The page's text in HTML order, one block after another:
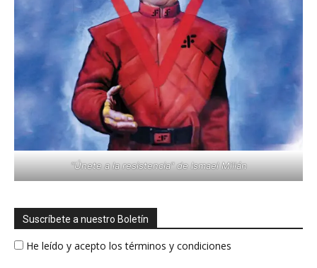
"Únete a la resistencia" de Ismael Millán
Suscríbete a nuestro Boletín
He leído y acepto los términos y condiciones